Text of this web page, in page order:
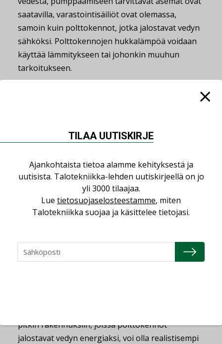
saatavilla, varastointisäiliöt ovat olemassa,
samoin kuin polttokennot, jotka jalostavat vedyn
sähköksi. Polttokennojen hukkalämpöä voidaan
käyttää lämmitykseen tai johonkin muuhun
tarkoitukseen.
– Vetylaitteiston asentaminen on kallis investointi.
polttokennojen käyttöikä on lyhyt, noin 2–3
vuotta. Malli on ollut markkinoilla niin vähän
aikaa, että valmistaja ei lupaa varmuudella
enempää, vaikka polttokennon odotetaan
toimivan pidempään, Majaniemi sanoo.
Hänen tietojensa mukaan Suomessa ei ole vielä
tämän kaltaisia toimivia vetylaitteistoja.
pitkin rakennuksiin, joissa polttokennot
jalostavat vedyn energiaksi, voi olla realistisempi
TILAA UUTISKIRJE
Ajankohtaista tietoa alamme kehityksestä ja
uutisista. Talotekniikka-lehden uutiskirjeellä on jo
yli 3000 tilaajaa.
Lue tietosuojaselosteestamme, miten
Talotekniikka suojaa ja käsittelee tietojasi.